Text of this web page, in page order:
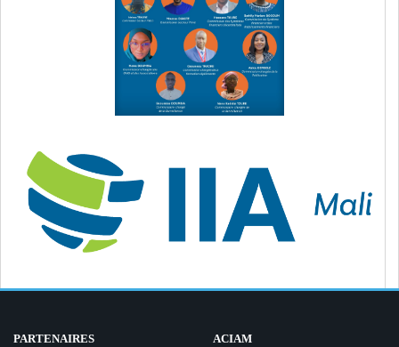
PARTENAIRES ACIAM